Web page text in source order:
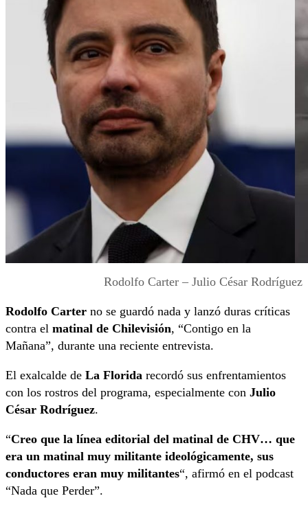
Rodolfo Carter – Julio César Rodríguez
Rodolfo Carter no se guardó nada y lanzó duras críticas
contra el matinal de Chilevisión, “Contigo en la
Mañana”, durante una reciente entrevista.
El exalcalde de La Florida recordó sus enfrentamientos
con los rostros del programa, especialmente con Julio
César Rodríguez.
“Creo que la línea editorial del matinal de CHV… que
era un matinal muy militante ideológicamente, sus
conductores eran muy militantes“, afirmó en el podcast
“Nada que Perder”.